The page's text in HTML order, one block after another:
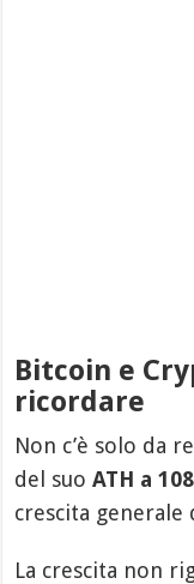
Bitcoin e
ricordare
Non c’è solo da
del suoATH a
crescita
La crescita non